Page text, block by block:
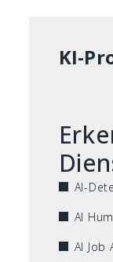
KI-
AI-
AI
AI Job